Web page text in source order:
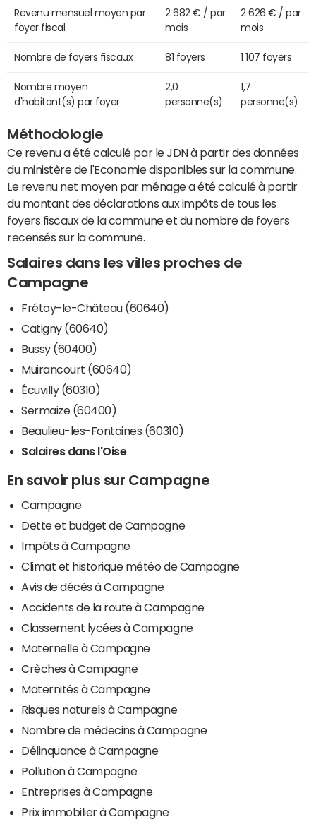
Revenu mensuel moyen par
foyer fiscal
2 682 € / par
mois
2 626 € / par
mois
Nombre de foyers fiscaux 81 foyers 1 107 foyers
Nombre moyen
d'habitant(s) par foyer
2,0
personne(s)
1,7
personne(s)
Méthodologie
Ce revenu a été calculé par le JDN à partir des données
du ministère de l'Economie disponibles sur la commune.
Le revenu net moyen par ménage a été calculé à partir
du montant des déclarations aux impôts de tous les
foyers fiscaux de la commune et du nombre de foyers
recensés sur la commune.
Salaires dans les villes proches de
Campagne
Frétoy-le-Château (60640)
Catigny (60640)
Bussy (60400)
Muirancourt (60640)
Écuvilly (60310)
Sermaize (60400)
Beaulieu-les-Fontaines (60310)
Salaires dans l'Oise
En savoir plus sur Campagne
Campagne
Dette et budget de Campagne
Impôts à Campagne
Climat et historique météo de Campagne
Avis de décès à Campagne
Accidents de la route à Campagne
Classement lycées à Campagne
Maternelle à Campagne
Crèches à Campagne
Maternités à Campagne
Risques naturels à Campagne
Nombre de médecins à Campagne
Délinquance à Campagne
Pollution à Campagne
Entreprises à Campagne
Prix immobilier à Campagne